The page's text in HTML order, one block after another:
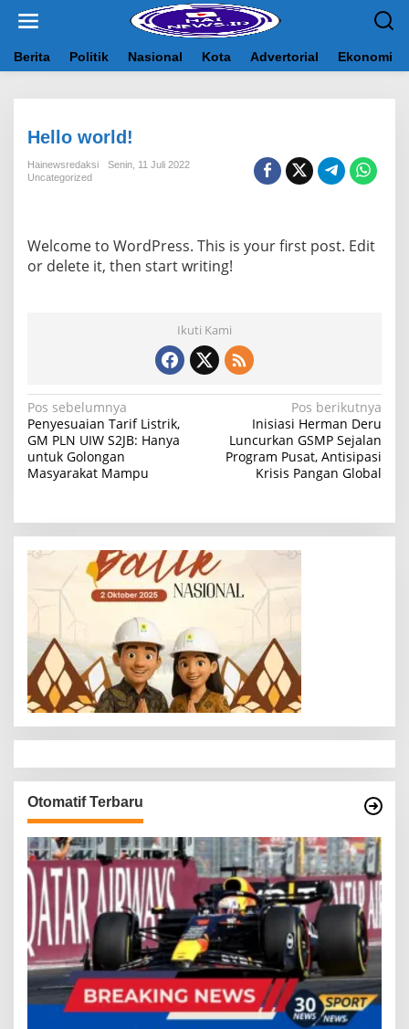
t
Berita Politik Nasional Kota Advertorial Ekonomi
Hello world!
Hainewsredaksi
Senin, 11 Juli 2022
Uncategorized
Welcome to WordPress. This is your first post. Edit
or delete it, then start writing!
Ikuti Kami
N
a
v
a
s
p
o
s
Pos sebelumnya
Penyesuaian Tarif Listrik,
GM PLN UIW S2JB: Hanya
untuk Golongan
Masyarakat Mampu
Pos berikutnya
Inisiasi Herman Deru
Luncurkan GSMP Sejalan
Program Pusat, Antisipasi
Krisis Pangan Global
Otomatif Terbaru